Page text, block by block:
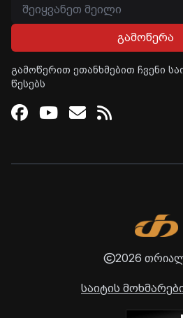
გამოწერა
გამოწერით ეთანხმებით ჩვენი
წესებს
Facebook
Youtube
Email
RSS
2026
საიტის